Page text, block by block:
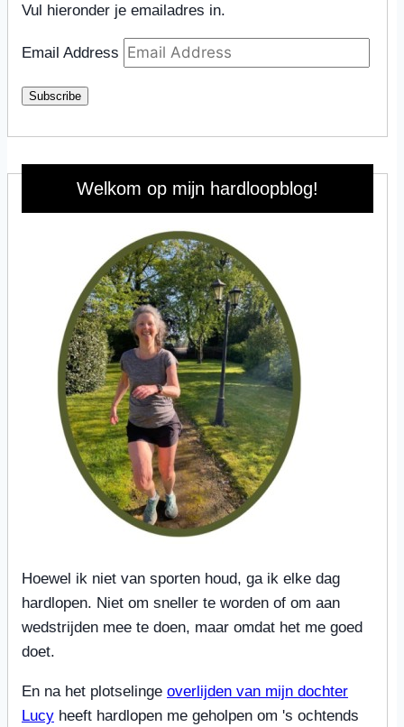
Vul hieronder je emailadres in.
Email Address
Subscribe
Welkom op mijn hardloopblog!
Hoewel ik niet van sporten houd, ga ik elke dag
hardlopen. Niet om sneller te worden of om aan
wedstrijden mee te doen, maar omdat het me goed
doet.
En na het plotselinge overlijden van mijn dochter
Lucy heeft hardlopen me geholpen om 's ochtends